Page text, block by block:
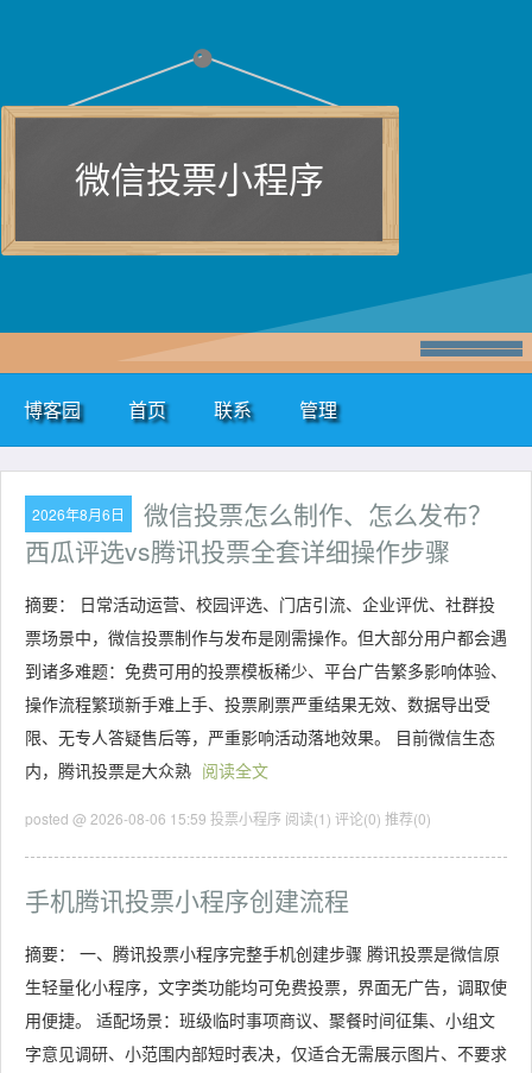
微信投票小程序
博客园 首页 联系 管理
2026年8月6日
微信投票怎么制作、怎么发布？
西瓜评选vs腾讯投票全套详细操作步骤
摘要： 日常活动运营、校园评选、门店引流、企业评优、社群投
票场景中，微信投票制作与发布是刚需操作。但大部分用户都会遇
到诸多难题：免费可用的投票模板稀少、平台广告繁多影响体验、
操作流程繁琐新手难上手、投票刷票严重结果无效、数据导出受
限、无专人答疑售后等，严重影响活动落地效果。 目前微信生态
内，腾讯投票是大众熟 阅读全文
posted @ 2026-08-06 15:59 投票小程序 阅读(1) 评论(0) 推荐(0)
手机腾讯投票小程序创建流程
摘要： 一、腾讯投票小程序完整手机创建步骤 腾讯投票是微信原
生轻量化小程序，文字类功能均可免费投票，界面无广告，调取使
用便捷。 适配场景：班级临时事项商议、聚餐时间征集、小组文
字意见调研、小范围内部短时表决，仅适合无需展示图片、不要求